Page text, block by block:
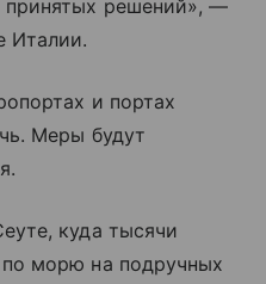
принятых решений», —
Италии.
и портах
Меры будут
куда тысячи
морю на подручных